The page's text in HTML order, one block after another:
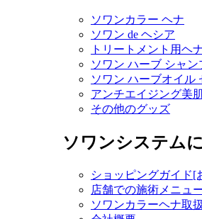
ソワンカラー ヘナ
ソワン de ヘシア
トリートメント用ヘ
ソワン ハーブ シャン
ソワン ハーブオイル
アンチエイジング美
その他のグッズ
ソワンシステム
ショッピングガイド[
店舗での施術メニュ
ソワンカラーヘナ取